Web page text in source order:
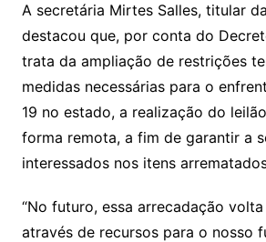
A secretária Mirtes Salles, titular
destacou que, por conta do
trata da ampliação de restrições
medidas necessárias para o
19 no estado, a realização do
forma remota, a fim de garantir a
interessados nos itens
“No futuro, essa arrecadação
através de recursos para o nosso